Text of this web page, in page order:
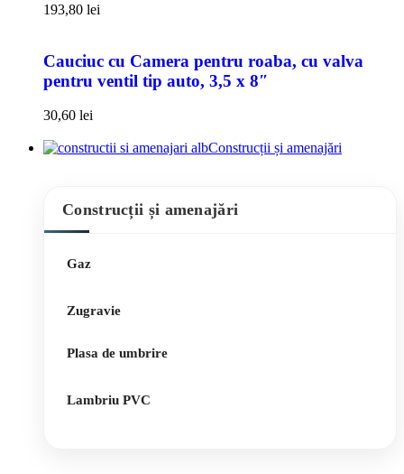
193,80 lei
Cauciuc cu Camera pentru roaba, cu valva
pentru ventil tip auto, 3,5 x 8″
30,60 lei
Construcții și amenajări
Construcții și amenajări
Gaz
Zugravie
Plasa de umbrire
Lambriu PVC